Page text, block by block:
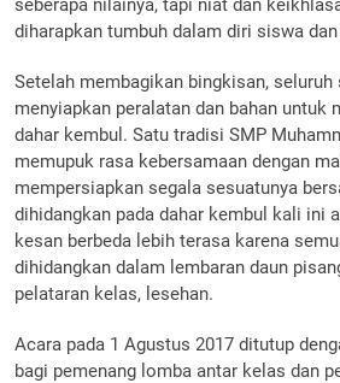
seberapa nilainya, tapi niat dan
diharapkan tumbuh dalam diri siswa
Setelah membagikan bingkisan,
menyiapkan peralatan dan bahan untuk
dahar kembul. Satu tradisi SMP
memupuk rasa kebersamaan dengan
mempersiapkan segala sesuatunya
dihidangkan pada dahar kembul kali ini
kesan berbeda lebih terasa karena
dihidangkan dalam lembaran daun
pelataran kelas, lesehan.
Acara pada 1 Agustus 2017 ditutup
bagi pemenang lomba antar kelas dan